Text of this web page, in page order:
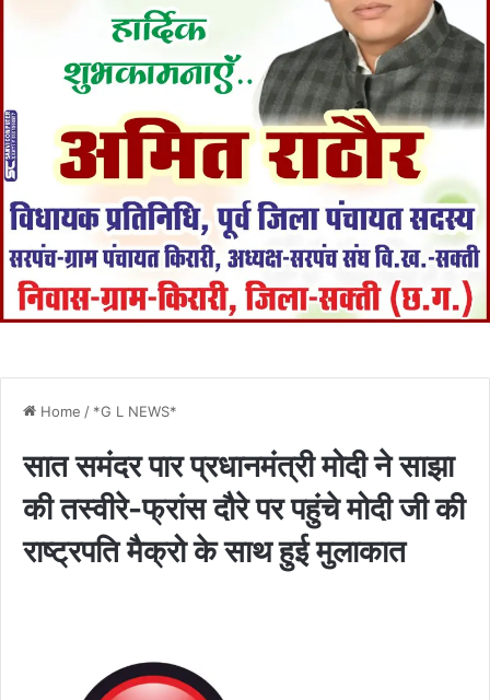
Home / *G L NEWS*
सात समंदर पार प्रधानमंत्री मोदी ने साझा
की तस्वीरे-फ्रांस दौरे पर पहुंचे मोदी जी की
राष्ट्रपति मैक्रो के साथ हुई मुलाकात